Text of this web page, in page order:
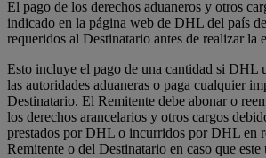
El pago de los derechos aduaneros y otros
indicado en la página web de DHL del país
requeridos al Destinatario antes de realizar la
Esto incluye el pago de una cantidad si DHL
las autoridades aduaneras o paga cualquier
Destinatario. El Remitente debe abonar o
los derechos arancelarios y otros cargos
prestados por DHL o incurridos por DHL en
Remitente o del Destinatario en caso que